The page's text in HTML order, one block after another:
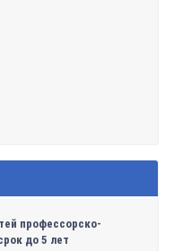
профессорско-
до 5 лет